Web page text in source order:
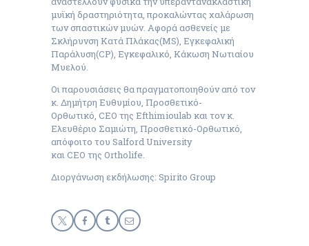
μυϊκή δραστηριότητα, προκαλώντας χαλάρωση
των σπαστικών μυών. Αφορά ασθενείς με
Σκλήρυνση Κατά Πλάκας(MS), Εγκεφαλική
Παράλυση(CP), Εγκεφαλικό, Κάκωση Νωτιαίου
Μυελού.
Οι παρουσιάσεις θα πραγματοποιηθούν από τον
κ. Δημήτρη Ευθυμίου, Προσθετικό-
Ορθωτικό, CEO της Efthimioulab και τον κ.
Ελευθέριο Σαμιώτη, Προσθετικό-Ορθωτικό,
απόφοιτο του Salford University
και CEO της Ortholife.
Διοργάνωση εκδήλωσης: Spirito Group